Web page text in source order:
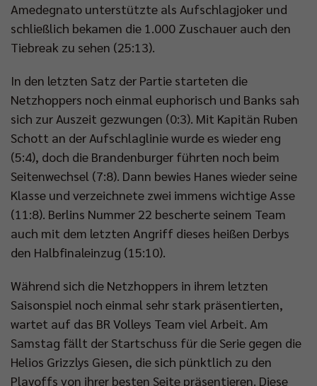
Amedegnato unterstützte als Aufschlagjoker und
schließlich bekamen die 1.000 Zuschauer auch den
Tiebreak zu sehen (25:13).
In den letzten Satz der Partie starteten die
Netzhoppers noch einmal euphorisch und Banks sah
sich zur Auszeit gezwungen (0:3). Mit Kapitän Ruben
Schott an der Aufschlaglinie wurde es wieder eng
(5:4), doch die Brandenburger führten noch beim
Seitenwechsel (7:8). Dann bewies Hanes wieder seine
Klasse und verzeichnete zwei immens wichtige Asse
(11:8). Berlins Nummer 22 bescherte seinem Team
auch mit dem letzten Angriff dieses heißen Derbys
den Halbfinaleinzug (15:10).
Während sich die Netzhoppers in ihrem letzten
Saisonspiel noch einmal sehr stark präsentierten,
wartet auf das BR Volleys Team viel Arbeit. Am
Samstag fällt der Startschuss für die Serie gegen die
Helios Grizzlys Giesen, die sich pünktlich zu den
Playoffs von ihrer besten Seite präsentieren. Diese